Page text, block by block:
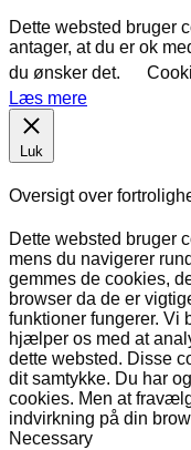
Dette websted bruger
antager, at du er ok
du ønsker det.
Læs mere
Luk
Oversigt over
Dette websted bruger
mens du navigerer
gemmes de cookies,
browser da de er
funktioner fungerer. Vi
hjælper os med at
dette websted. Disse
dit samtykke. Du har
cookies. Men at
indvirkning på din
Necessary